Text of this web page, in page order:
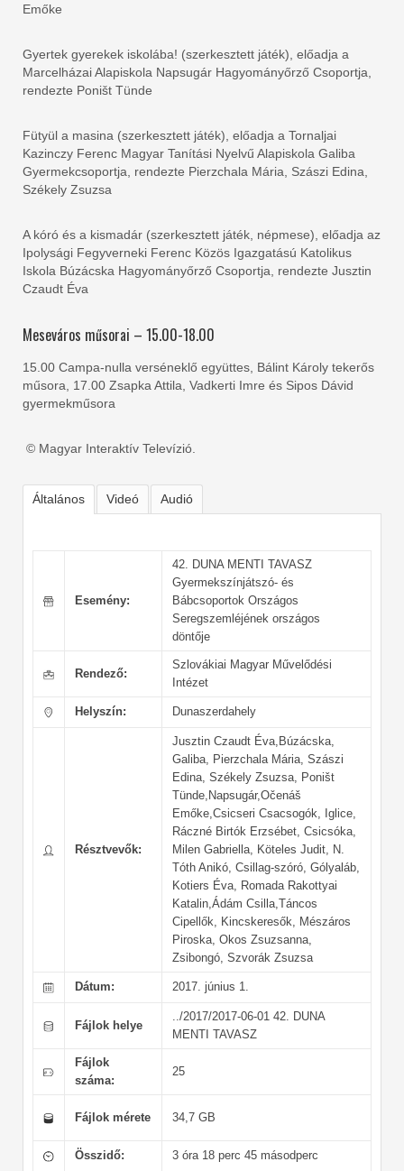
Emőke
Gyertek gyerekek iskolába! (szerkesztett játék), előadja a
Marcelházai Alapiskola Napsugár Hagyományőrző Csoportja,
rendezte Poništ Tünde
Fütyül a masina (szerkesztett játék), előadja a Tornaljai
Kazinczy Ferenc Magyar Tanítási Nyelvű Alapiskola Galiba
Gyermekcsoportja, rendezte Pierzchala Mária, Szászi Edina,
Székely Zsuzsa
A kóró és a kismadár (szerkesztett játék, népmese), előadja az
Ipolysági Fegyverneki Ferenc Közös Igazgatású Katolikus
Iskola Búzácska Hagyományőrző Csoportja, rendezte Jusztin
Czaudt Éva
Meseváros műsorai – 15.00-18.00
15.00 Campa-nulla verséneklő együttes, Bálint Károly tekerős
műsora, 17.00 Zsapka Attila, Vadkerti Imre és Sipos Dávid
gyermekműsora
© Magyar Interaktív Televízió.
Általános Videó Audió
Esemény:
42. DUNA MENTI TAVASZ
Gyermekszínjátszó- és
Bábcsoportok Országos
Seregszemléjének országos
döntője
Rendező:
Szlovákiai Magyar Művelődési
Intézet
Helyszín: Dunaszerdahely
Résztvevők:
Jusztin Czaudt Éva,Búzácska,
Galiba, Pierzchala Mária, Szászi
Edina, Székely Zsuzsa, Poništ
Tünde,Napsugár,Očenáš
Emőke,Csicseri Csacsogók, Iglice,
Ráczné Birtók Erzsébet, Csicsóka,
Milen Gabriella, Köteles Judit, N.
Tóth Anikó, Csillag-szóró, Gólyaláb,
Kotiers Éva, Romada Rakottyai
Katalin,Ádám Csilla,Táncos
Cipellők, Kincskeresők, Mészáros
Piroska, Okos Zsuzsanna,
Zsibongó, Szvorák Zsuzsa
Dátum: 2017. június 1.
Fájlok helye
../2017/2017-06-01 42. DUNA
MENTI TAVASZ
Fájlok
száma:
25
Fájlok mérete 34,7 GB
Összidő: 3 óra 18 perc 45 másodperc